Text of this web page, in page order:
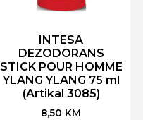
INTESA
DEZODORANS
STICK POUR HOMME
YLANG YLANG 75 ml
(Artikal 3085)
8,50 KM